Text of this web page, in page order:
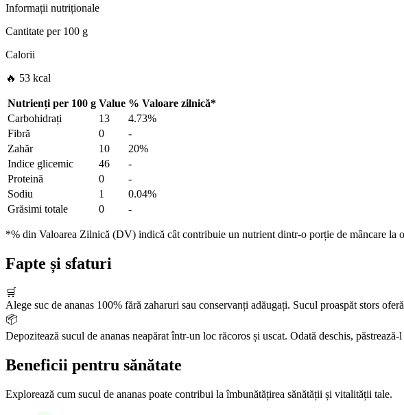
Informații nutriționale
Cantitate per100 g
Calorii
🔥 53 kcal
Nutrienți per 100 g Value % Valoare zilnică*
Carbohidrați
13
4.73%
Fibră
0
-
Zahăr
10
20%
Indice glicemic
46
-
Proteină
0
-
Sodiu
1
0.04%
Grăsimi totale
0 -
*% din Valoarea Zilnică (DV) indică cât contribuie un nutrient dintr-o porție de mâncare la
Fapte și sfaturi
🛒
Alege suc de ananas 100% fără zaharuri sau conservanți adăugați. Sucul proaspăt stors
📦
Depozitează sucul de ananas neapărat într-un loc răcoros și uscat. Odată deschis,
Beneficii pentru sănătate
Explorează cum sucul de ananas poate contribui la îmbunătățirea sănătății și vitalității tale.